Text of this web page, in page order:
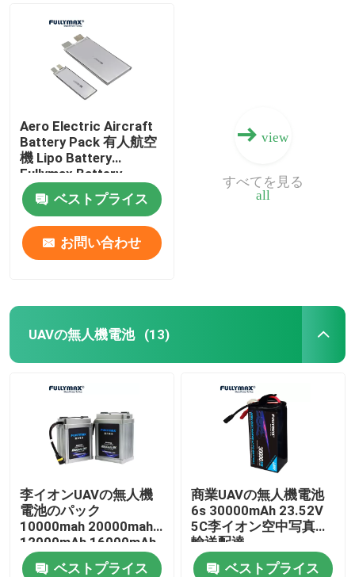
Aero Electric Aircraft
Battery Pack 有人航空
機 Lipo Battery
Fullymax Battery
ベストプライス
お問い合わせ
view
all
すべてを見る
UAVの無人機電池 (13)
李イオンUAVの無人機
電池のパック
10000mah 20000mah
12000mAh 16000mAh
30000mAh
ベストプライス
商業UAVの無人機電池
6s 30000mAh 23.52V
5C李イオン空中写真の
輸送配達
ベストプライス